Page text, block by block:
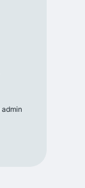
admin